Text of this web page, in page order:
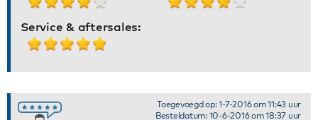
Service & aftersales:
Toegevoegd op: 1-7-2016 om 11:43 uur
Besteldatum: 10-6-2016 om 18:37 uur